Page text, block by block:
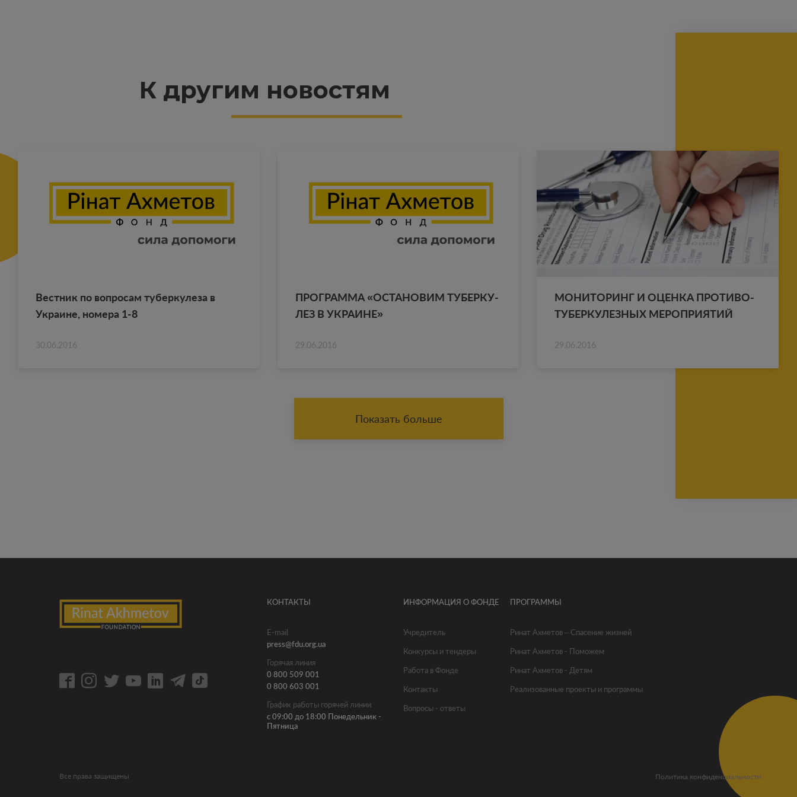
К другим новостям
Вест­ник по во­про­сам ту­бер­ку­ле­за в
Укра­ине, но­ме­ра 1-8
30.06.2016
ПРО­ГРАМ­МА «ОСТА­НО­ВИМ ТУ­БЕР­КУ­
ЛЕЗ В УКРА­ИНЕ»
29.06.2016
МО­НИ­ТО­РИНГ И ОЦЕН­КА ПРО­ТИ­ВО­
ТУ­БЕР­КУ­ЛЕЗ­НЫХ МЕ­РО­ПРИ­Я­ТИЙ
29.06.2016
Показать больше
КОНТАКТЫ
E-mail
press@fdu.org.ua
Горячая линия
0 800 509 001
0 800 603 001
График работы горячей линии
с 09:00 до 18:00 Понедельник -
Пятница
ИНФОРМАЦИЯ О ФОНДЕ
Учредитель
Конкурсы и тендеры
Работа в Фонде
Контакты
Вопросы - ответы
ПРОГРАММЫ
Ринат Ахметов – Спасение жизней
Ринат Ахметов - Поможем
Ринат Ахметов - Детям
Реализованные проекты и программы
Все права защищены Политика конфиденциальности